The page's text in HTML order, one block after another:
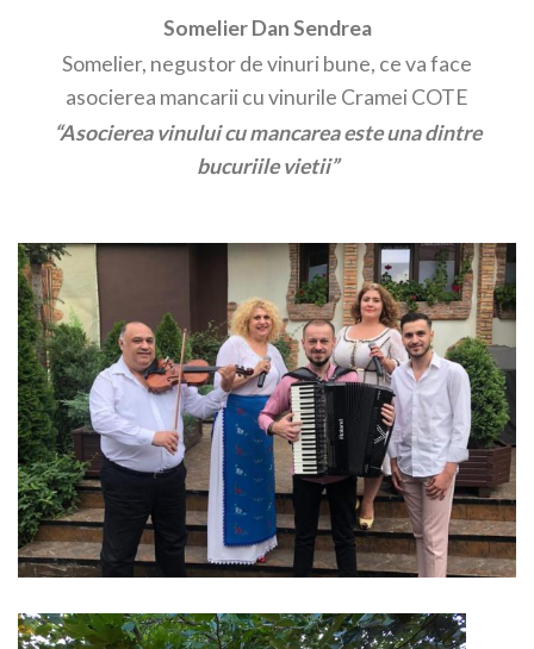
Somelier Dan Sendrea
Somelier, negustor de vinuri bune, ce va face
asocierea mancarii cu vinurile Cramei COTE
“Asocierea vinului cu mancarea este una dintre
bucuriile vietii”